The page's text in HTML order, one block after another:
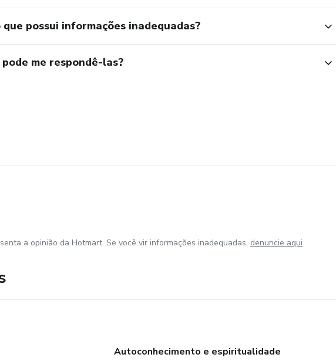
possui informações inadequadas?
me respondê-las?
a opinião da Hotmart. Se você vir informações inadequadas, denuncie aqui
Autoconhecimento e espiritualidade